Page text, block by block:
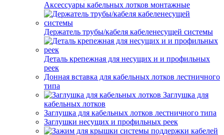
Аксессуары кабельных лотков монтажные
Держатель трубы/кабеля кабеленесущей системы
Деталь крепежная для несущих и и профильных
реек
Донная вставка для кабельных лотков лестничного
типа
Заглушка для
кабельных лотков
Заглушка для кабельных лотков лестничного типа
Заглушки несущих и профильных реек